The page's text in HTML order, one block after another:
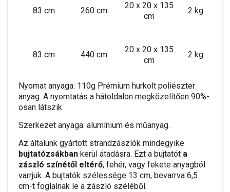
83 cm 260 cm
20 x 20 x 135
cm
2 kg
83 cm 440 cm
20 x 20 x 135
cm
2 kg
Nyomat anyaga: 110g Prémium hurkolt poliészter
anyag. A nyomtatás a hátoldalon megközelítően 90%-
osan látszik.
Szerkezet anyaga: alumínium és műanyag.
Az általunk gyártott strandzászlók mindegyike
bujtatózsákban kerül átadásra. Ezt a bujtatót a
zászló színétől eltérő, fehér, vagy fekete anyagból
varrjuk. A bujtatók szélessége 13 cm, bevarrva 6,5
cm-t foglalnak le a zászló széléből.